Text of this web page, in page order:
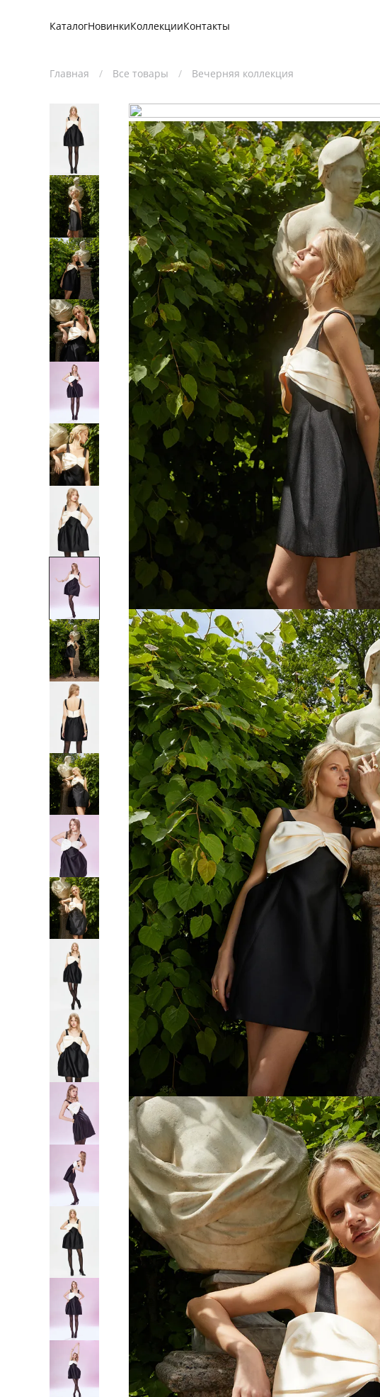
КаталогНовинкиКоллекцииКонтакты
Главная Все товары Вечерняя коллекция